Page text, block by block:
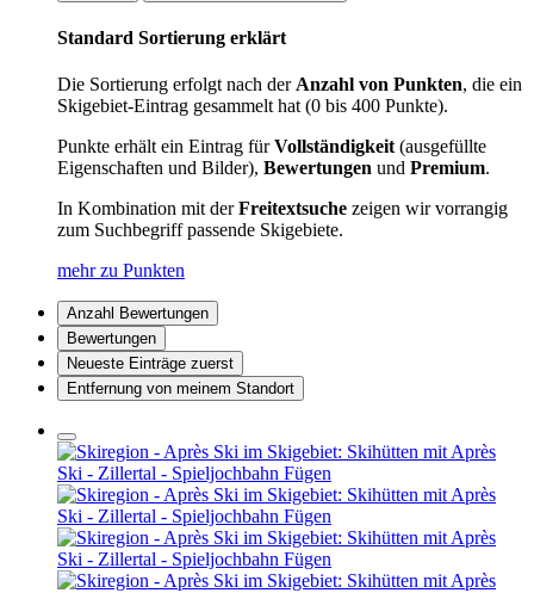
Standard Sortierung erklärt
Die Sortierung erfolgt nach derAnzahl von Punkten, die ein
Skigebiet-Eintrag gesammelt hat (0 bis 400 Punkte).
Punkte erhält ein Eintrag fürVollständigkeit(ausgefüllte
Eigenschaften und Bilder), Bewertungen und Premium.
In Kombination mit derFreitextsuche zeigen wir vorrangig
zum Suchbegriff passende Skigebiete.
mehr zu Punkten
Anzahl Bewertungen
Bewertungen
Neueste Einträge zuerst
Entfernung von meinem Standort